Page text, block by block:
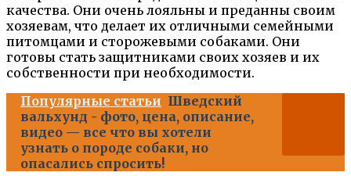
качества. Они очень лояльны и преданны своим
хозяевам, что делает их отличными семейными
питомцами и сторожевыми собаками. Они
готовы стать защитниками своих хозяев и их
собственности при необходимости.
Популярные статьи Шведский
вальхунд - фото, цена, описание,
видео — все что вы хотели
узнать о породе собаки, но
опасались спросить!